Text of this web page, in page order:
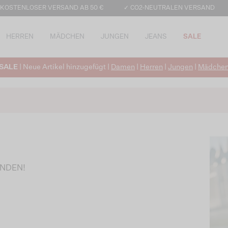
VERSAND AB 50 € ✓ CO2-NEUTRALEN VERSAND
HERREN MÄDCHEN JUNGEN JEANS SALE
| Neue Artikel hinzugefügt | Damen Herren Jungen